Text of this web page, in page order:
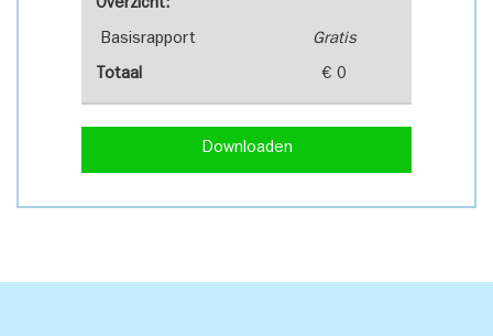
Overzicht:
Basisrapport Gratis
Totaal € 0
Downloaden